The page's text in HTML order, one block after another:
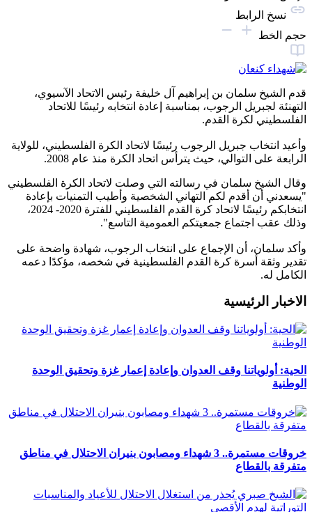
نسخ الرابط
حجم الخط
قدم الشيخ سلمان بن إبراهيم آل خليفة رئيس الاتحاد الآسيوي،
التهنئة لجبريل الرجوب، بمناسبة إعادة انتخابه رئيسًا للاتحاد
الفلسطيني لكرة القدم.
وأعيد انتخاب جبريل الرجوب رئيسًا لاتحاد الكرة الفلسطيني، للولاية
الرابعة على التوالي، حيث يترأس اتحاد الكرة منذ عام 2008.
وقال الشيخ سلمان في رسالته التي وصلت لاتحاد الكرة الفلسطيني
"يسعدني أن أقدم لكم التهاني الشخصية وأطيب التمنيات بإعادة
انتخابكم رئيسًا لاتحاد كرة القدم الفلسطيني للفترة 2020- 2024،
وذلك عقب اجتماع جمعيتكم العمومية التاسع".
وأكد سلمان، أن الإجماع على انتخاب الرجوب، شهادة واضحة على
تقدير وثقة أسرة كرة القدم الفلسطينية في شخصه، مؤكدًا دعمه
الكامل له.
الاخبار الرئيسية
الحية: أولوياتنا وقف العدوان وإعادة إعمار غزة وتحقيق الوحدة
الوطنية
خروقات مستمرة.. 3 شهداء ومصابون بنيران الاحتلال في مناطق
متفرقة بالقطاع